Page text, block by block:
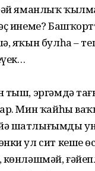
яманлыҡ
инеме?
яҡын булһа –
тыш, эргәмдә
Мин ҡайһы
шатлығымды
ул сит кеше